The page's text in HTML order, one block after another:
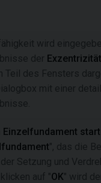
wird
der Exzentrizität
Teil des Fensters
mit einer
Einzelfundament
", das die
Setzung und
auf "OK" wird